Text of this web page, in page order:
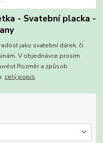
- Svatební placka -
jako svatební dárek, či
V objednávce prosím
a způsob
celý popis